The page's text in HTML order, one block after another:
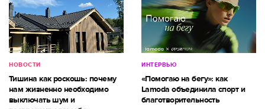
НОВОСТИ
Тишина как роскошь: почему
нам жизненно необходимо
выключать шум и
ИНТЕРВЬЮ
«Помогаю на бегу»: как
Lamoda объединила спорт и
благотворительность